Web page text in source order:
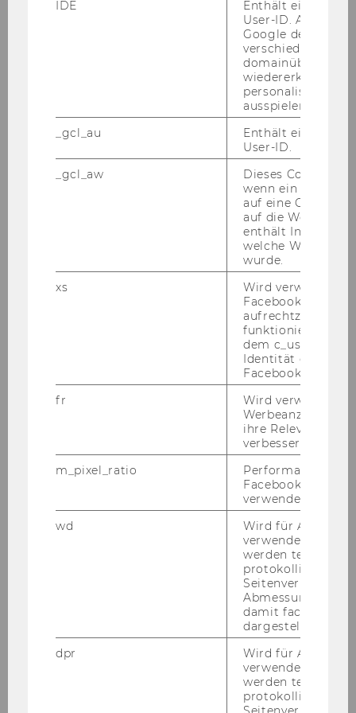
und Schrift
Hohe Kund/inn/en- und Ser­vice­ori­en­tie­rung
Aus­ge­zeich­ne­te Kom­mu­ni­ka­ti­ons­fä­hig­keit in
einem pro­fes­sio­nel­len Ar­beits­um­feld
Ge­wünsch­te Kennt­nis­se und Qua­li­fi­ka­tio­
Ma­tu­ra oder ab­ge­schlos­se­ne hö­he­re Schul­aus­
bil­dung (z.B. HAK)
Be­reit­schaft min. 1-2 Aben­d­e­vents/Monat zu
Be­rufs­er­fah­rung in einem ver­gleich­ba­ren
Beruf z.B. im Hotel-​ oder Gas­tro­no­mie­ge­wer­be
sind wün­schens­wert
Wir bie­ten:
Pro­fes­sio­nel­les und in­ter­na­tio­na­les Ar­beits­um­
Fla­che Hier­ar­chien und Frei­raum für die Ver­
wirk­li­chung ei­ge­ner Ideen
Of­fe­nes und kom­mu­ni­ka­ti­ves Be­triebs­kli­ma
Fach­li­che und per­sön­li­che Entwicklungs-​ und
Sehr kol­le­gia­les Team
Bitte be­wer­ben Sie sich auf un­se­rer Home­page
Ende der Be­wer­bungs­frist: 30. Ok­to­ber 2013
Programm-​ & Qua­li­täts­ma­
nage­mentist vor­aus­sicht­lich ab 15. No­vem­ber
2013 bis 31. De­zem­ber 2014
eine Stel­le eines
Mit­ar­bei­ters/einer Mit­ar­bei­te­rin für Stra­te­gi­
(An­ge­stell­te/r
IDE
Enthält eine
User-ID. Anhand
Google den User
verschiedene
wiedererkennen
personalisierte
ausspielen.
_gcl_au
Enthält eine
User-ID.
_gcl_aw
Dieses Cookie
wenn ein User
auf eine Google
auf die Website
enthält
welche
wurde.
xs
Wird verwendet,
Facebook-Sitzung
funktioniert in
dem c_user-
Identität des
Facebook zu
fr
Wird verwendet,
Werbeanzeigen
ihre Relevanz zu
verbessern.
m_pixel_ratio
Performance-
Facebook mit
verwendet wird.
wd
Wird für Analyse-
verwendet. Unter
werden
protokolliert (z.B.
Seitenverhältnis
Abmessungen
damit facebook
dargestellt
dpr
Wird für Analyse-
verwendet. Unter
werden
protokolliert (z.B.